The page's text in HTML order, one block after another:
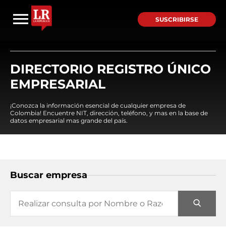
SUSCRIBIRSE
DIRECTORIO REGISTRO ÚNICO
EMPRESARIAL
¡Conozca la información esencial de cualquier empresa de
Colombia! Encuentre NIT, dirección, teléfono, y mas en la base de
datos empresarial mas grande del país.
Buscar empresa